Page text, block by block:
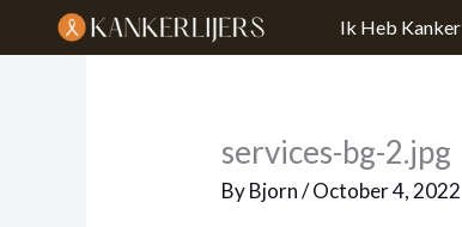
Ik Heb Kanker
services-bg-2.jpg
ByBjorn/October 4, 2022